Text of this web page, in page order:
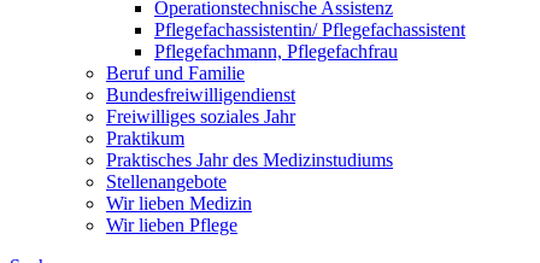
Operationstechnische Assistenz
Pflegefachassistentin/ Pflegefachassistent
Pflegefachmann, Pflegefachfrau
Beruf und Familie
Bundesfreiwilligendienst
Freiwilliges soziales Jahr
Praktikum
Praktisches Jahr des Medizinstudiums
Stellenangebote
Wir lieben Medizin
Wir lieben Pflege